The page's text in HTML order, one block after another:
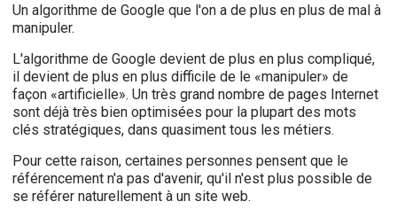
Un algorithme de Google que l'on a de plus en plus de mal à
manipuler.
L'algorithme de Google devient de plus en plus compliqué,
il devient de plus en plus difficile de le «manipuler» de
façon «artificielle». Un très grand nombre de pages Internet
sont déjà très bien optimisées pour la plupart des mots
clés stratégiques, dans quasiment tous les métiers.
Pour cette raison, certaines personnes pensent que le
référencement n'a pas d'avenir, qu'il n'est plus possible de
se référer naturellement à un site web.